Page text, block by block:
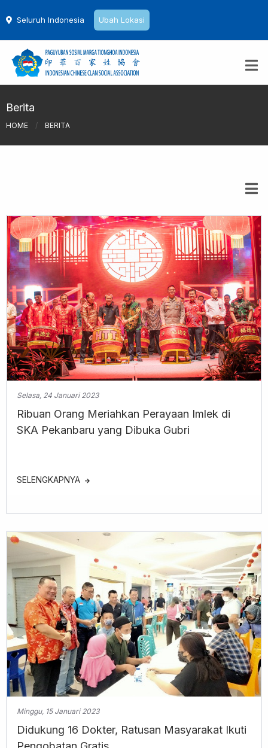
Seluruh Indonesia Ubah Lokasi
Berita
HOME / BERITA
Selasa, 24 Januari 2023
Ribuan Orang Meriahkan Perayaan Imlek di
SKA Pekanbaru yang Dibuka Gubri
SELENGKAPNYA
Minggu, 15 Januari 2023
Didukung 16 Dokter, Ratusan Masyarakat Ikuti